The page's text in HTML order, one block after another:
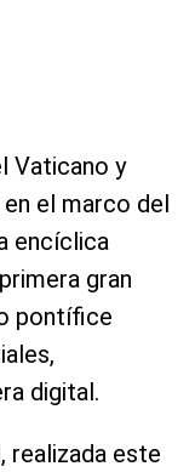
Vaticano y
el marco del
encíclica
gran
pontífice
digital.
realizada este